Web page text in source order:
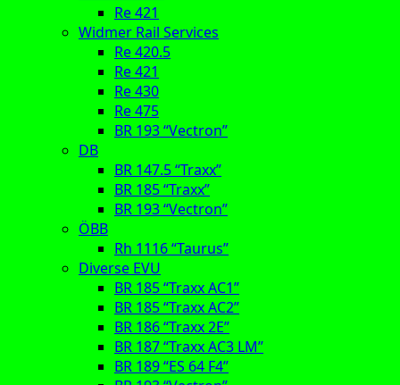
Re 421
Widmer Rail Services
Re 420.5
Re 421
Re 430
Re 475
BR 193 “Vectron”
DB
BR 147.5 “Traxx”
BR 185 “Traxx”
BR 193 “Vectron”
ÖBB
Rh 1116 “Taurus”
Diverse EVU
BR 185 “Traxx AC1”
BR 185 “Traxx AC2”
BR 186 “Traxx 2E”
BR 187 “Traxx AC3 LM”
BR 189 “ES 64 F4”